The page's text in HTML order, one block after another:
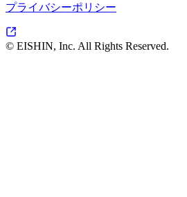
プライバシーポリシー
© EISHIN, Inc. All Rights Reserved.